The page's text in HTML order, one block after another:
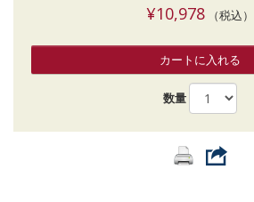
¥10,978（税込）
カートに入れる
数量